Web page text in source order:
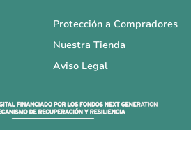
Protección a Compradores
Nuestra Tienda
Aviso Legal